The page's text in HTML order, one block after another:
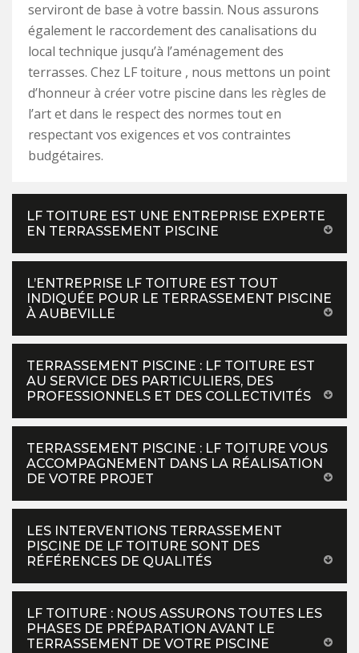
serviront de base à votre bassin. Nous assurons
également le raccordement des canalisations du
local technique jusqu’à l’aménagement des
terrasses. Chez LF toiture , nous mettons un point
d’honneur à créer votre piscine dans les règles de
l’art et dans le respect des normes tout en
respectant vos exigences et vos contraintes
budgétaires.
LF TOITURE EST UNE ENTREPRISE EXPERTE
EN TERRASSEMENT PISCINE
L’ENTREPRISE LF TOITURE EST TOUT
INDIQUÉE POUR LE TERRASSEMENT PISCINE
À AUBEVILLE
TERRASSEMENT PISCINE : LF TOITURE EST
AU SERVICE DES PARTICULIERS, DES
PROFESSIONNELS ET DES COLLECTIVITÉS
TERRASSEMENT PISCINE : LF TOITURE VOUS
ACCOMPAGNEMENT DANS LA RÉALISATION
DE VOTRE PROJET
LES INTERVENTIONS TERRASSEMENT
PISCINE DE LF TOITURE SONT DES
RÉFÉRENCES DE QUALITÉS
LF TOITURE : NOUS ASSURONS TOUTES LES
PHASES DE PRÉPARATION AVANT LE
TERRASSEMENT DE VOTRE PISCINE